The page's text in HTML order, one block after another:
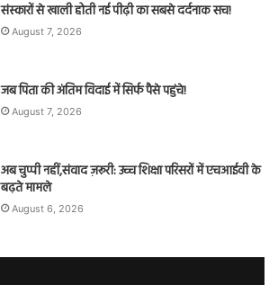
संस्कारों से खाली होती नई पीढ़ी का सबसे दर्दनाक सच!
August 7, 2026
जब पिता की अंतिम विदाई में सिर्फ पैसे पहुंचे!
August 7, 2026
अब चुप्पी नहीं,संवाद ज़रूरी: उच्च शिक्षा परिसरों में एचआईवी के
बढ़ते मामले
August 6, 2026